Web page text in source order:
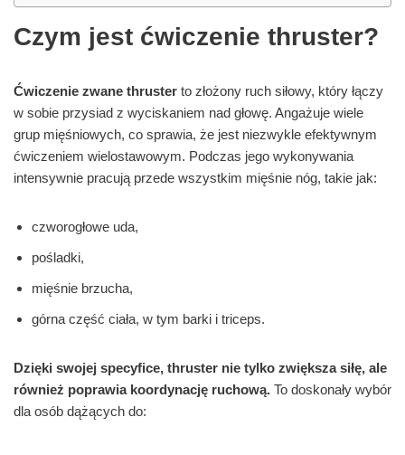
Czym jest ćwiczenie thruster?
Ćwiczenie zwane thruster to złożony ruch siłowy, który łączy
w sobie przysiad z wyciskaniem nad głowę. Angażuje wiele
grup mięśniowych, co sprawia, że jest niezwykle efektywnym
ćwiczeniem wielostawowym. Podczas jego wykonywania
intensywnie pracują przede wszystkim mięśnie nóg, takie jak:
czworogłowe uda,
pośladki,
mięśnie brzucha,
górna część ciała, w tym barki i triceps.
Dzięki swojej specyfice, thruster nie tylko zwiększa siłę, ale
również poprawia koordynację ruchową. To doskonały wybór
dla osób dążących do: